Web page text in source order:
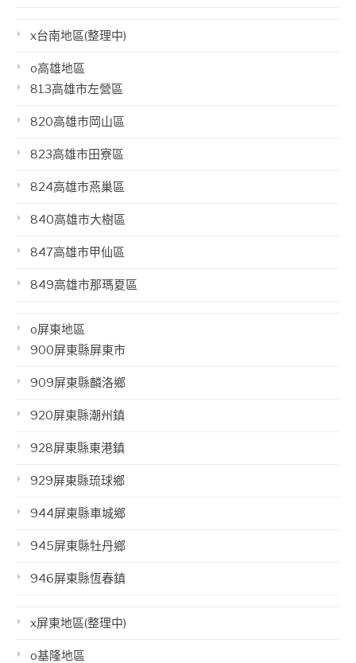
x台南地區(整理中)
o高雄地區
813高雄市左營區
820高雄市岡山區
823高雄市田寮區
824高雄市燕巢區
840高雄市大樹區
847高雄市甲仙區
849高雄市那瑪夏區
o屏東地區
900屏東縣屏東市
909屏東縣麟洛鄉
920屏東縣潮州鎮
928屏東縣東港鎮
929屏東縣琉球鄉
944屏東縣車城鄉
945屏東縣牡丹鄉
946屏東縣恆春鎮
x屏東地區(整理中)
o基隆地區